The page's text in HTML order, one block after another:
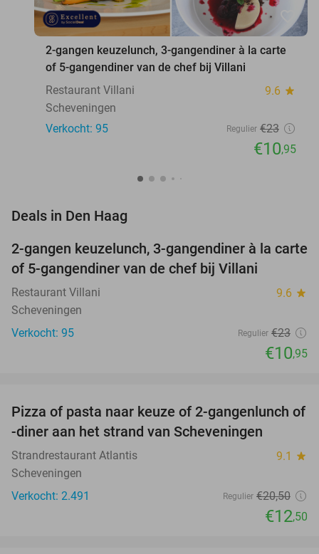
2-gangen keuzelunch, 3-gangendiner à la carte
of 5-gangendiner van de chef bij Villani
Restaurant Villani
9.6 star
Scheveningen
Verkocht: 95
Regulier €23
€10,95
Deals in Den Haag
52%
2-gangen keuzelunch, 3-gangendiner à la carte
of 5-gangendiner van de chef bij Villani
Restaurant Villani 9.6 star
Scheveningen
Verkocht: 95
Regulier €23
€10,95
39%
Pizza of pasta naar keuze of 2-gangenlunch of
-diner aan het strand van Scheveningen
Strandrestaurant Atlantis 9.1 star
Scheveningen
Verkocht: 2.491
Regulier €20,50
€12,50